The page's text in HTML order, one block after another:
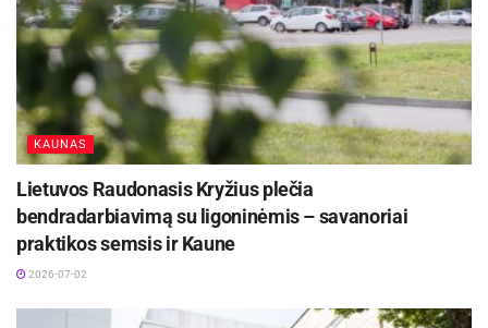
KAUNAS
Lietuvos Raudonasis Kryžius plečia
bendradarbiavimą su ligoninėmis – savanoriai
praktikos semsis ir Kaune
2026-07-02